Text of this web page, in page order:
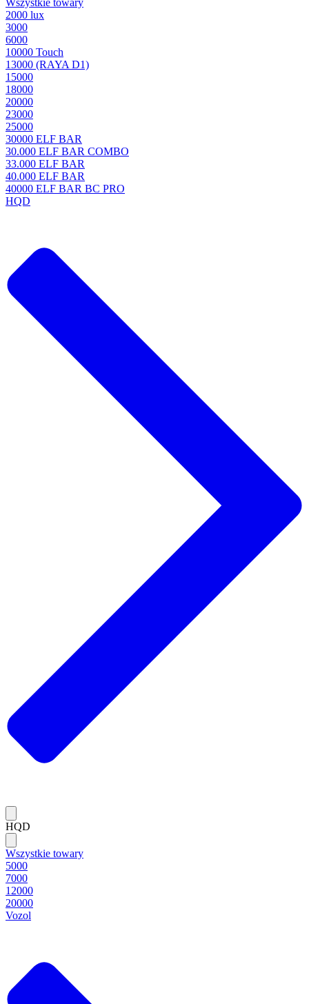
Wszystkie towary
2000 lux
3000
6000
10000 Touch
13000 (RAYA D1)
15000
18000
20000
23000
25000
30000 ELF BAR
30.000 ELF BAR COMBO
33.000 ELF BAR
40.000 ELF BAR
40000 ELF BAR BC PRO
HQD
HQD
Wszystkie towary
5000
7000
12000
20000
Vozol